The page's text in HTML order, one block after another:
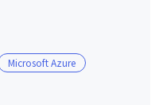
Microsoft Azure